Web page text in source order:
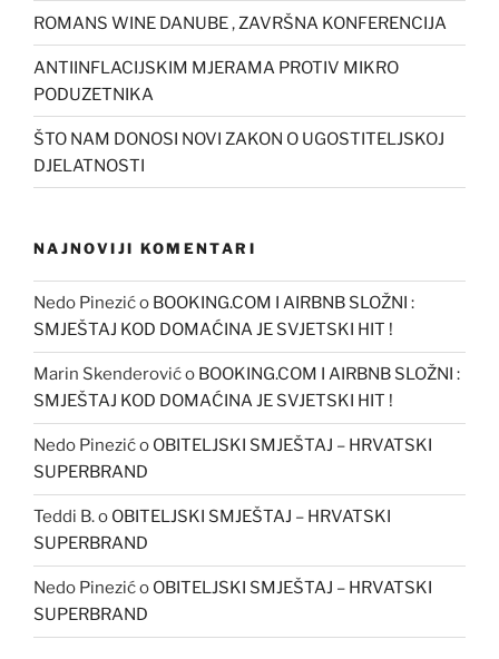
ROMANS WINE DANUBE , ZAVRŠNA KONFERENCIJA
ANTIINFLACIJSKIM MJERAMA PROTIV MIKRO
PODUZETNIKA
ŠTO NAM DONOSI NOVI ZAKON O UGOSTITELJSKOJ
DJELATNOSTI
NAJNOVIJI KOMENTARI
Nedo Pinezićo BOOKING.COM I AIRBNB SLOŽNI :
SMJEŠTAJ KOD DOMAĆINA JE SVJETSKI HIT !
Marin Skenderovićo BOOKING.COM I AIRBNB SLOŽNI :
SMJEŠTAJ KOD DOMAĆINA JE SVJETSKI HIT !
Nedo Pinezićo OBITELJSKI SMJEŠTAJ – HRVATSKI
SUPERBRAND
Teddi B.o OBITELJSKI SMJEŠTAJ – HRVATSKI
SUPERBRAND
Nedo Pinezićo OBITELJSKI SMJEŠTAJ – HRVATSKI
SUPERBRAND